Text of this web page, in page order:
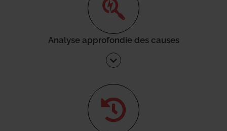
Analyse approfondie des causes